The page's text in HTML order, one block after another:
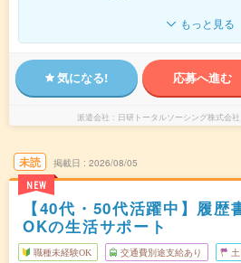
もっと見る
気になる! 応募へ進む
派遣会社 日研トータルソーシング株式会
未読
NEW
掲載日 2026/08/05
【40代・50代活躍中】履歴
OKの生活サポート
職種未経験OK 交通費別途支給あり